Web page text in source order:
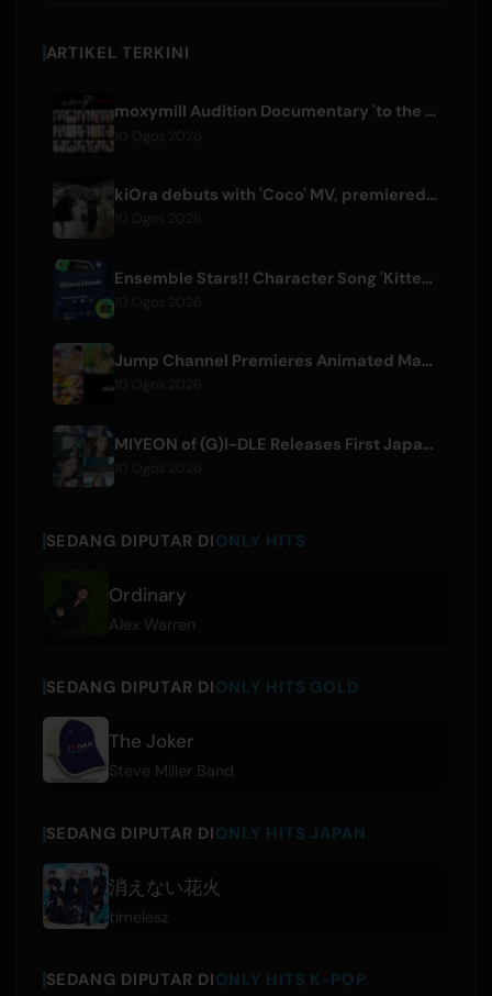
ARTIKEL TERKINI
moxymill Audition Documentary 'to the nex7' Episode 1 Released
kiOra debuts with 'Coco' MV, premiered at HEAD IN THE CLOUDS LA
Ensemble Stars!! Character Song 'Kitten Homie' by Ritsu Sakuma Releases Worldwide
Jump Channel Premieres Animated Manga for Three New Shonen Jump Series
MIYEON of (G)I-DLE Releases First Japanese Solo Single 'RUN AWAY'
SEDANG DIPUTAR DIONLY HITS
Ordinary
Alex Warren
SEDANG DIPUTAR DIONLY HITS GOLD
The Joker
Steve Miller Band
SEDANG DIPUTAR DIONLY HITS JAPAN
消えない花火
timelesz
SEDANG DIPUTAR DIONLY HITS K-POP